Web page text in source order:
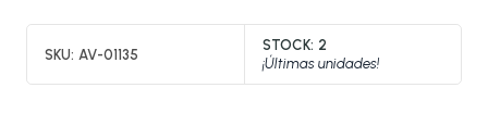
SKU: AV-01135
STOCK: 2
¡Últimas unidades!